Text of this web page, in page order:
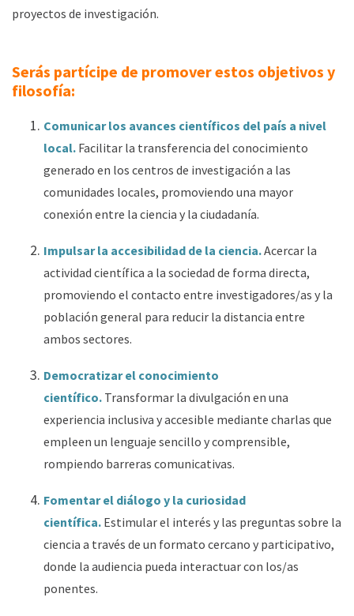
proyectos de investigación.
Serás partícipe de promover estos objetivos y
filosofía:
Comunicar los avances científicos del país a nivel
local. Facilitar la transferencia del conocimiento
generado en los centros de investigación a las
comunidades locales, promoviendo una mayor
conexión entre la ciencia y la ciudadanía.
Impulsar la accesibilidad de la ciencia.Acercar la
actividad científica a la sociedad de forma directa,
promoviendo el contacto entre investigadores/as y la
población general para reducir la distancia entre
ambos sectores.
Democratizar el conocimiento
científico. Transformar la divulgación en una
experiencia inclusiva y accesible mediante charlas que
empleen un lenguaje sencillo y comprensible,
rompiendo barreras comunicativas.
Fomentar el diálogo y la curiosidad
científica. Estimular el interés y las preguntas sobre la
ciencia a través de un formato cercano y participativo,
donde la audiencia pueda interactuar con los/as
ponentes.